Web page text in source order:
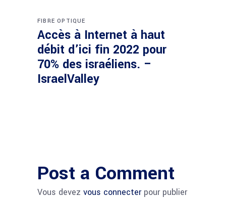
FIBRE OPTIQUE
Accès à Internet à haut
débit d’ici fin 2022 pour
70% des israéliens. –
IsraelValley
Post a Comment
Vous devez vous connecterpour publier